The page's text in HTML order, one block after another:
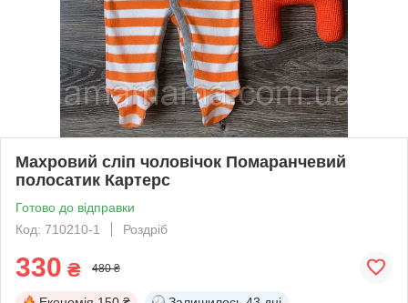
Махровий сліп чоловічок Помаранчевий
полосатик Картерс
Готово до відправки
Код: 710210-1
Роздріб
330 ₴ 480 ₴